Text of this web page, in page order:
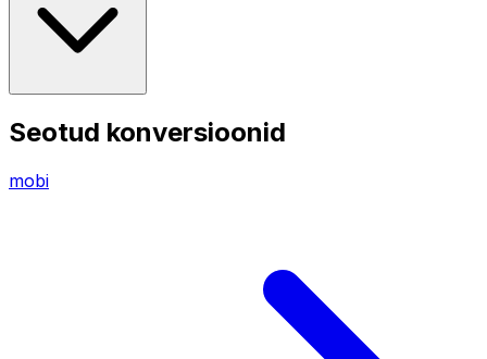
Seotud konversioonid
mobi